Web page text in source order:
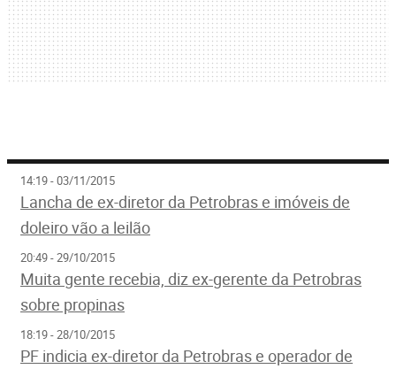
14:19 - 03/11/2015
Lancha de ex-diretor da Petrobras e imóveis de
doleiro vão a leilão
20:49 - 29/10/2015
Muita gente recebia, diz ex-gerente da Petrobras
sobre propinas
18:19 - 28/10/2015
PF indicia ex-diretor da Petrobras e operador de